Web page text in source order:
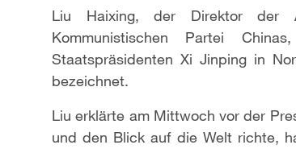
Liu Haixing, der Direktor der
Kommunistischen Partei
Staatspräsidenten Xi Jinping in
bezeichnet.
Liu erklärte am Mittwoch vor der
und den Blick auf die Welt richte,